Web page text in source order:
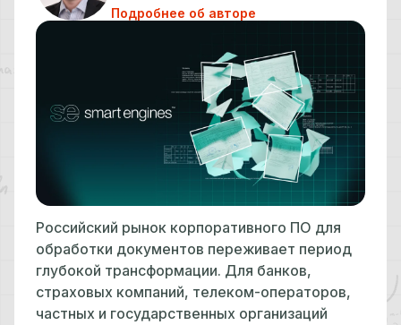
Подробнее об авторе
Российский рынок корпоративного ПО для
обработки документов переживает период
глубокой трансформации. Для банков,
страховых компаний, телеком-операторов,
частных и государственных организаций